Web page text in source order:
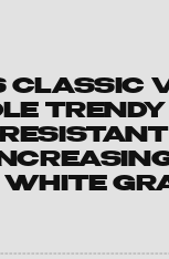
CLASSIC
TRENDY